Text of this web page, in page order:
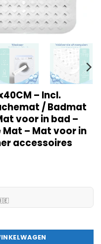
– Incl.
/ Badmat
voor in bad –
Mat – Mat voor in
accessoires
Netspons - Antislip